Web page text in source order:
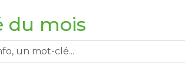
du mois